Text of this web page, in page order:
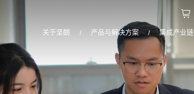
关于坚朗 产品与解决方案 集成产业链